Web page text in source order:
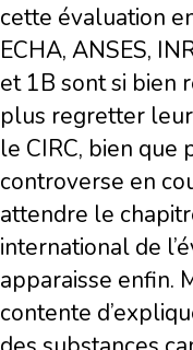
cette évaluation
ECHA, ANSES,
et 1B sont si bien
plus regretter
le CIRC, bien que
controverse en
attendre le
international de
apparaisse enfin.
contente